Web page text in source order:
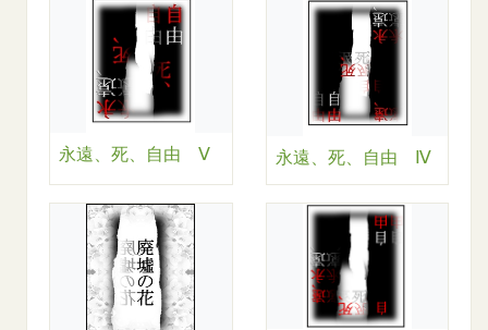
永遠、死、自由 Ⅴ 永遠、死、自由 Ⅳ